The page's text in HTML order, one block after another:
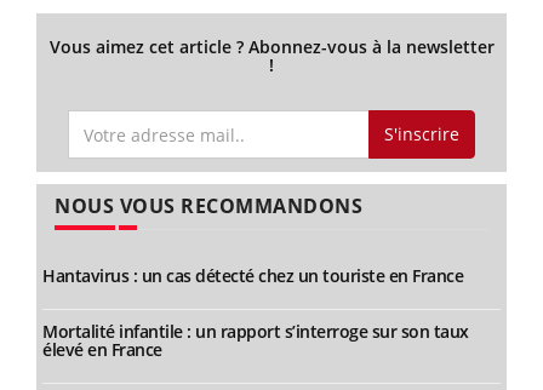
Vous aimez cet article ? Abonnez-vous à la newsletter
!
S'inscrire
NOUS VOUS RECOMMANDONS
Hantavirus : un cas détecté chez un touriste en France
Mortalité infantile : un rapport s’interroge sur son taux
élevé en France